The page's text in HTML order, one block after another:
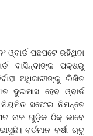
ପଛପଟେ ରହିଥିବା
ବାସିନ୍ଦାଙ୍କ ପକ୍ଷରୁ
ଅଧିକାରୀଙ୍କୁ ଲିଖିତ
ଦୁଇମାସ ହେବ ଓ୍ବାର୍ଡ
ସଫେଇ ନିମନ୍ତେ
ନାଳ ଗୁଡ଼ିକ ଠିକ୍ ଭାବେ
ବର୍ତମାନ ବର୍ଷା ଋତୁ